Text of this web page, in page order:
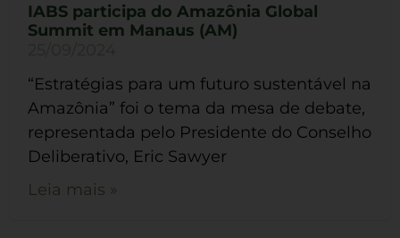
IABS participa do Amazônia Global
Summit em Manaus (AM)
“Estratégias para um futuro sustentável na
Amazônia” foi o tema da mesa de debate,
representada pelo Presidente do Conselho
Deliberativo, Eric Sawyer
Leia mais »